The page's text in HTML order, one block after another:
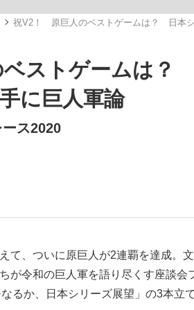
た」侍ジャパン選手が証言した“NPB聞...
祝V2！ 原巨人のベストゲームは？ 日本
ストゲームは？
に巨人軍論
ス2020
て、ついに原巨人が2連覇を達成。
が令和の巨人軍を語り尽くす座談会
るか、日本シリーズ展望」の3本立